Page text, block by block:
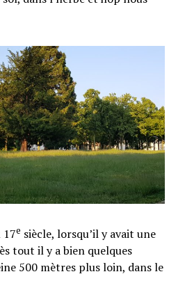
17e siècle, lorsqu’il y avait une
tout il y a bien quelques
500 mètres plus loin, dans le